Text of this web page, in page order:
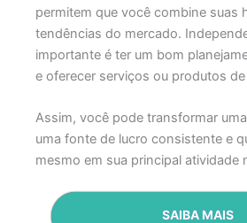
permitem que você combine suas
tendências do mercado.
importante é ter um bom
e oferecer serviços ou produtos de
Assim, você pode transformar
uma fonte de lucro consistente e
mesmo em sua principal atividade
SAIBA MAIS